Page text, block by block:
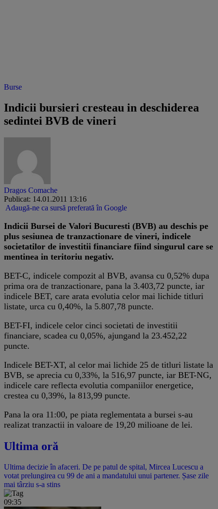
Burse
Indicii bursieri cresteau in deschiderea
sedintei BVB de vineri
Dragos Comache
Publicat: 14.01.2011 13:16
Adaugă-ne ca sursă preferată în Google
Indicii Bursei de Valori Bucuresti (BVB) au deschis pe
plus sesiunea de tranzactionare de vineri, indicele
societatilor de investitii financiare fiind singurul care se
mentinea in teritoriu negativ.
BET-C, indicele compozit al BVB, avansa cu 0,52% dupa
prima ora de tranzactionare, pana la 3.403,72 puncte, iar
indicele BET, care arata evolutia celor mai lichide titluri
listate, urca cu 0,40%, la 5.807,78 puncte.
BET-FI, indicele celor cinci societati de investitii
financiare, scadea cu 0,05%, ajungand la 23.452,22
puncte.
Indicele BET-XT, al celor mai lichide 25 de titluri listate la
BVB, se aprecia cu 0,33%, la 516,97 puncte, iar BET-NG,
indicele care reflecta evolutia companiilor energetice,
crestea cu 0,39%, la 813,99 puncte.
Pana la ora 11:00, pe piata reglementata a bursei s-au
realizat tranzactii in valoare de 19,20 milioane de lei.
Ultima oră
Ultima decizie în afaceri. De pe patul de spital, Mircea Lucescu a
votat prelungirea cu 99 de ani a mandatului unui partener. Șase zile
mai târziu s-a stins
09:35